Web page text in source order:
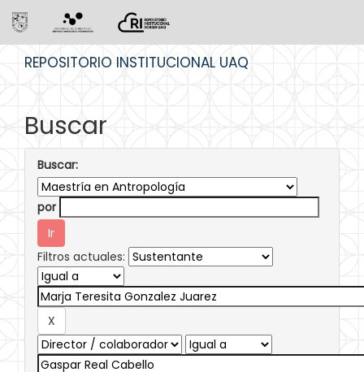
REPOSITORIO INSTITUCIONAL UAQ
Buscar
Buscar:
por
Filtros actuales: